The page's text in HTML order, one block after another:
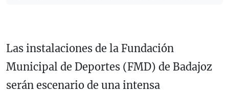
Las instalaciones de la Fundación
Municipal de Deportes (FMD) de Badajoz
serán escenario de una intensa